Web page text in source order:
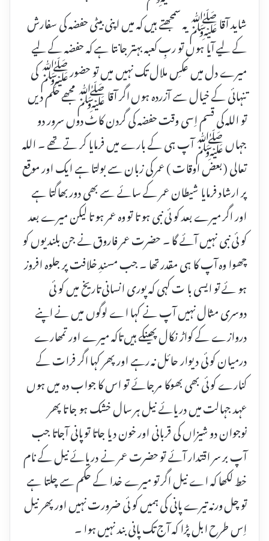
شاید آقا ﷺ یہ سمجھتے ہیں کہ میں اپنی بیٹی حفضہ کی سفارش
کے لیے آیا ہوں تو ربِ کعبہ بہتر جانتا ہے کہ حفضہ کے لیے
میرے دل میں عکسِ ملال تک نہیں میں تو حضور ﷺ کی
تنہائی کے خیال سے آزردہ ہوں اگر آقا ﷺ مجھے حکم دیں
تو اللہ کی قسم اِسی وقت حفضہ کی گردن کاٹ دوں سرور دو
جہاں ﷺ آپ ہی کے بارے میں فرمایا کر تے تھے ۔ اللہ
تعالی ( بعض اوقات ) عمر کی زبان سے بولتا ہے ایک اور موقع
پر ارشاد فرمایا شیطان عمر کے سائے سے بھی دور بھاگتا ہے
اور اگر میرے بعد کو ئی نبی ہو تا تو وہ عمر ہو تا لیکن میرے بعد
کو ئی نبی نہیں آئے گا ۔ حضرت عمر فاروق نے جن بلندیوں کو
چھوا وہ آپ کا ہی مقدر تھا ۔ جب مسندِ خلافت پر جلوہ افروز
ہو ئے تو ایسی با ت کہی کہ پوری انسانی تاریخ میں کو ئی
دوسری مثال نہیں آپ نے کہا اے لوگوں میں نے اپنے
دروازے کے کواڑ نکال پھینکے ہیں تاکہ میرے اور تمھارے
درمیان کو ئی دیوار حائل نہ رہے اور پھر کہا اگر فرات کے
کنارے کو ئی بھی بھوکا مر جائے تو اس کا جواب دہ میں ہوں
عہد جہالت میں دریائے نیل ہر سال خشک ہو جا تا پھر
نوجوان دو شیزاں کی قربانی اور خون دیا جاتا تو پانی آجاتا جب
آپ بر سر اقتدار آئے تو حضرت عمر نے دریائے نیل کے نام
خط لکھا کہ اے نیل اگر تو میرے خدا کے حکم سے چلتا ہے
تو چل ورنہ تیرے پانی کی ہمیں کو ئی ضرورت نہیں اور پھر نیل
اِس طرح ابل پڑا کہ آج تک پانی بند نہیں ہوا ۔